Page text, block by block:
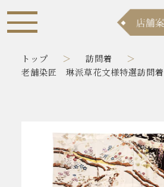
トップ
訪問着
老舗染匠 琳派草花文様特選訪問着